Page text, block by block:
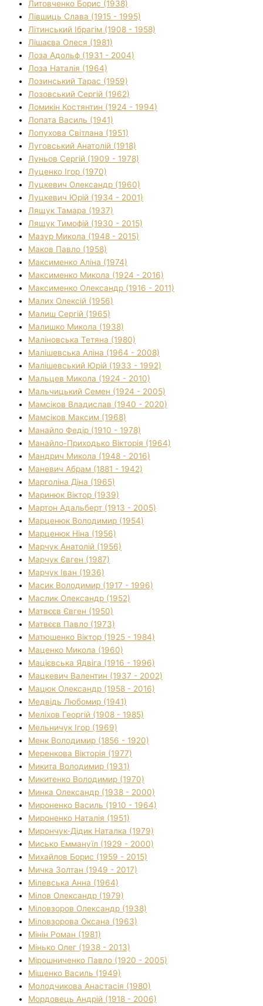
Литовченко Борис (1938)
Лівшиць Слава (1915 - 1995)
Літинський Ібрагім (1908 - 1958)
Лішаєва Олеся (1981)
Лоза Адольф (1931 - 2004)
Лоза Наталія (1964)
Лозинський Тарас (1959)
Лозовський Сергій (1962)
Ломикін Костянтин (1924 - 1994)
Лопата Василь (1941)
Лопухова Світлана (1951)
Луговський Анатолій (1918)
Луньов Сергій (1909 - 1978)
Луценко Ігор (1970)
Луцкевич Олександр (1960)
Луцкевич Юрій (1934 - 2001)
Лящук Тамара (1937)
Лящук Тимофій (1930 - 2015)
Мазур Микола (1948 - 2015)
Маков Павло (1958)
Максименко Аліна (1974)
Максименко Микола (1924 - 2016)
Максименко Олександр (1916 - 2011)
Малих Олексій (1956)
Малиш Сергій (1965)
Малишко Микола (1938)
Маліновська Тетяна (1980)
Малішевська Аліна (1964 - 2008)
Малішевський Юрій (1933 - 1992)
Мальцев Микола (1924 - 2010)
Мальчицький Семен (1924 - 2005)
Мамсіков Владислав (1940 - 2020)
Мамсіков Максим (1968)
Манайло Федір (1910 - 1978)
Манайло-Приходько Вікторія (1964)
Мандрич Микола (1948 - 2016)
Маневич Абрам (1881 - 1942)
Марголіна Діна (1965)
Маринюк Віктор (1939)
Мартон Адальберт (1913 - 2005)
Марценюк Володимир (1954)
Марценюк Ніна (1956)
Марчук Анатолій (1956)
Марчук Євген (1987)
Марчук Іван (1936)
Масик Володимир (1917 - 1996)
Маслик Олександр (1952)
Матвєєв Євген (1950)
Матвєєв Павло (1973)
Матюшенко Віктор (1925 - 1984)
Маценко Микола (1960)
Мацієвська Ядвіга (1916 - 1996)
Мацкевич Валентин (1937 - 2002)
Мацюк Олександр (1958 - 2016)
Медвідь Любомир (1941)
Меліхов Георгій (1908 - 1985)
Мельничук Ігор (1969)
Менк Володимир (1856 - 1920)
Меренкова Вікторія (1977)
Микита Володимир (1931)
Микитенко Володимир (1970)
Минка Олександр (1938 - 2000)
Мироненко Василь (1910 - 1964)
Мироненко Наталія (1951)
Мирончук-Дідик Наталка (1979)
Мисько Еммануїл (1929 - 2000)
Михайлов Борис (1959 - 2015)
Мичка Золтан (1949 - 2017)
Мілевська Анна (1964)
Мілов Олександр (1979)
Міловзоров Олександр (1938)
Міловзорова Оксана (1963)
Мінін Роман (1981)
Мінько Олег (1938 - 2013)
Мірошниченко Павло (1920 - 2005)
Міщенко Василь (1949)
Молодчикова Анастасія (1980)
Мордовець Андрій (1918 - 2006)